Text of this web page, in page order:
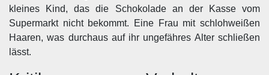
kleines Kind, das die Schokolade an der Kasse vom
Supermarkt nicht bekommt. Eine Frau mit schlohweißen
Haaren, was durchaus auf ihr ungefähres Alter schließen
lässt.